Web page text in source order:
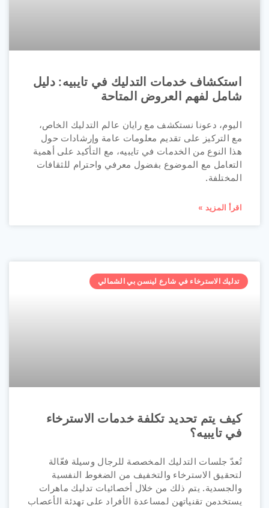
استكشاف خدمات التدليك في تايبيه: دليل
شامل لفهم العروض المتاحة
اليوم، دعونا نستكشف مع رايان عالم التدليك الخاص،
مع التركيز على تقديم معلومات عامة وإرشادات حول
هذا النوع من الخدمات في تايبيه، مع التأكيد على أهمية
التعامل مع الموضوع بفضول معرفي واحترام للثقافات
المختلفة.
اقرأ المزيد »
تدليك الاسترخاء في شارع لينسن بي الشمالي
كيف يتم تحديد تكلفة خدمات الاسترخاء
في تايبيه؟
تُعدّ جلسات التدليك المخصصة للرجال وسيلة فعّالة
لتحقيق الاسترخاء والتخفيف من الضغوط النفسية
والجسدية. يتم ذلك من خلال أخصائيات تدليك ماهرات
يستخدمن تقنياتهن لمساعدة الأفراد على تهدئة الأعصاب